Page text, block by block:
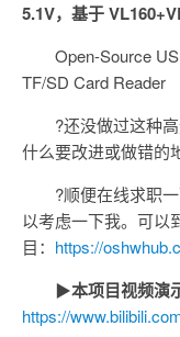
5.1V，基于
Open-Source
TF/SD Card Reader
?还没做过这种
什么要改进或做错的
?顺便在线求职
以考虑一下我。可以
目： https://
▶本项目视频演
https://